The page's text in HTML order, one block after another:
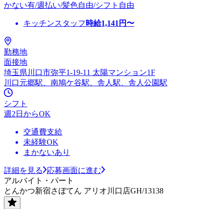
かない有/週払い/髪色自由/シフト自由
キッチンスタッフ 時給1,141 円〜
勤務地
面接地
埼玉県川口市弥平1-19-11 太陽マンション1F
川口元郷駅、南鳩ケ谷駅、舎人駅、舎人公園駅
シフト
週2日からOK
交通費支給
未経験OK
まかないあり
詳細を見る
応募画面に進む
アルバイト・パート
とんかつ新宿さぼてん アリオ川口店GH/13138